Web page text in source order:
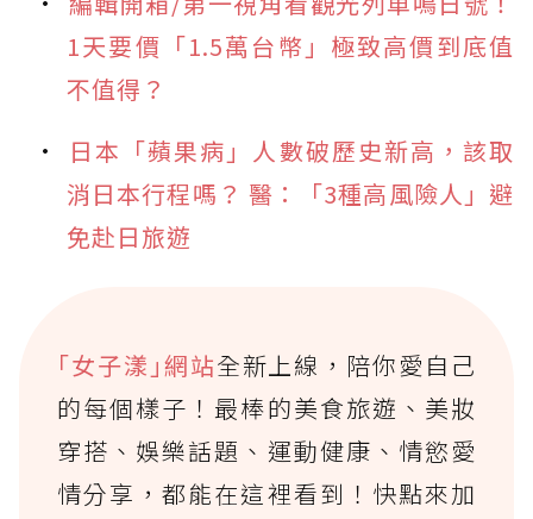
1天要價「1.5萬台幣」極致高價到底值
不值得？
日本「蘋果病」人數破歷史新高，該取
消日本行程嗎？ 醫：「3種高風險人」避
免赴日旅遊
｢女子漾｣網站全新上線，陪你愛自己
的每個樣子！最棒的美食旅遊、美妝
穿搭、娛樂話題、運動健康、情慾愛
情分享，都能在這裡看到！快點來加